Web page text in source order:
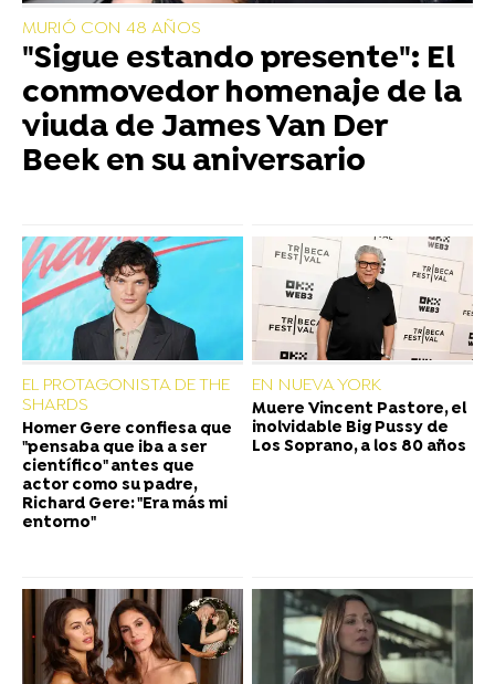
MURIÓ CON 48 AÑOS
"Sigue estando presente": El
conmovedor homenaje de la
viuda de James Van Der
Beek en su aniversario
EL PROTAGONISTA DE THE
SHARDS
Homer Gere confiesa que
"pensaba que iba a ser
científico" antes que
actor como su padre,
Richard Gere: "Era más mi
entorno"
EN NUEVA YORK
Muere Vincent Pastore, el
inolvidable Big Pussy de
Los Soprano, a los 80 años